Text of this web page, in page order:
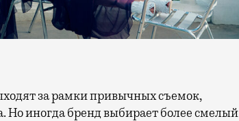
иногда бренд выбирает более смелый